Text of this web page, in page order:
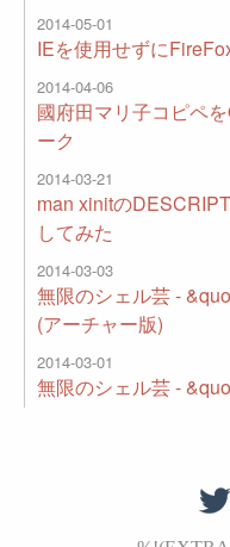
2014-05-01
IEを使用せずに
2014-04-06
國府田マリ子コピペ
ーク
2014-03-21
man xinitの
してみた
2014-03-03
無限のシェル芸 -
(アーチャー版)
2014-03-01
無限のシェル芸 -